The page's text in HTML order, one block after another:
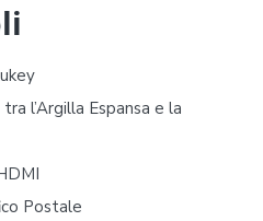
l’Argilla Espansa e la
Postale